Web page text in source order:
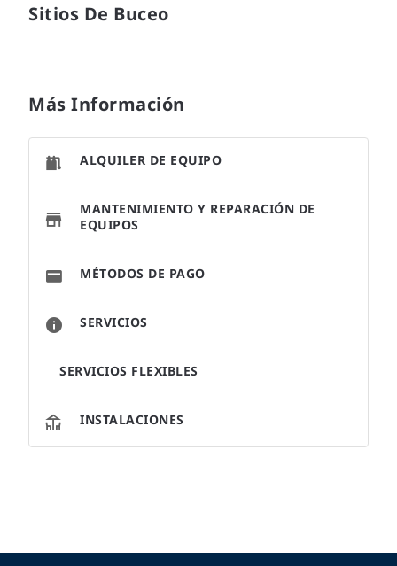
Sitios De Buceo
Más Información
SERVICIOS
SERVICIOS FLEXIBLES
INSTALACIONES
ALQUILER DE EQUIPO
MANTENIMIENTO Y REPARACIÓN DE
EQUIPOS
MÉTODOS DE PAGO